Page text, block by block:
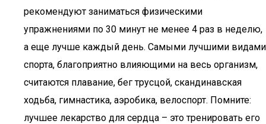
рекомендуют заниматься физическими
упражнениями по 30 минут не менее 4 раз в неделю,
а еще лучше каждый день. Самыми лучшими видами
спорта, благоприятно влияющими на весь организм,
считаются плавание, бег трусцой, скандинавская
ходьба, гимнастика, аэробика, велоспорт. Помните:
лучшее лекарство для сердца – это тренировать его